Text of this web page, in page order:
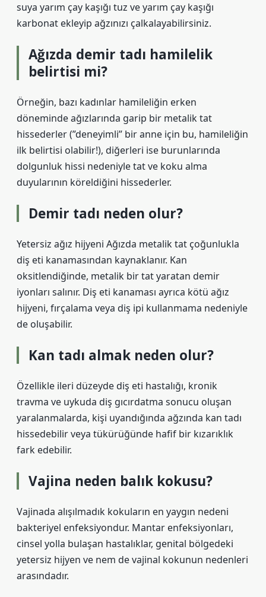
suya yarım çay kaşığı tuz ve yarım çay kaşığı
karbonat ekleyip ağzınızı çalkalayabilirsiniz.
Ağızda demir tadı hamilelik
belirtisi mi?
Örneğin, bazı kadınlar hamileliğin erken
döneminde ağızlarında garip bir metalik tat
hissederler (”deneyimli” bir anne için bu, hamileliğin
ilk belirtisi olabilir!), diğerleri ise burunlarında
dolgunluk hissi nedeniyle tat ve koku alma
duyularının köreldiğini hissederler.
Demir tadı neden olur?
Yetersiz ağız hijyeni Ağızda metalik tat çoğunlukla
diş eti kanamasından kaynaklanır. Kan
oksitlendiğinde, metalik bir tat yaratan demir
iyonları salınır. Diş eti kanaması ayrıca kötü ağız
hijyeni, fırçalama veya diş ipi kullanmama nedeniyle
de oluşabilir.
Kan tadı almak neden olur?
Özellikle ileri düzeyde diş eti hastalığı, kronik
travma ve uykuda diş gıcırdatma sonucu oluşan
yaralanmalarda, kişi uyandığında ağzında kan tadı
hissedebilir veya tükürüğünde hafif bir kızarıklık
fark edebilir.
Vajina neden balık kokusu?
Vajinada alışılmadık kokuların en yaygın nedeni
bakteriyel enfeksiyondur. Mantar enfeksiyonları,
cinsel yolla bulaşan hastalıklar, genital bölgedeki
yetersiz hijyen ve nem de vajinal kokunun nedenleri
arasındadır.